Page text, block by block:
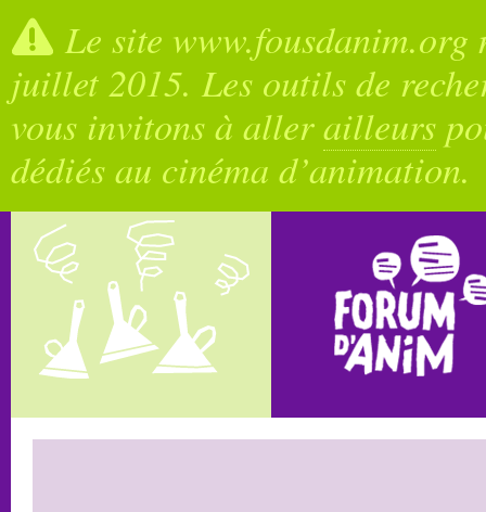
Le site
juillet 2015. Les outils de
vous invitons à allerailleurs
dédiés au cinéma d’animation.